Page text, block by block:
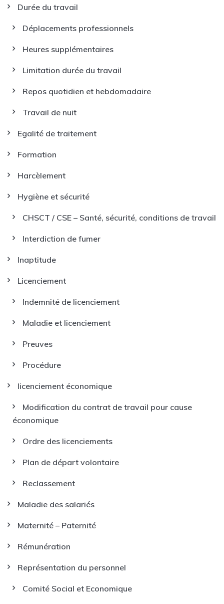
Durée du travail
Déplacements professionnels
Heures supplémentaires
Limitation durée du travail
Repos quotidien et hebdomadaire
Travail de nuit
Egalité de traitement
Formation
Harcèlement
Hygiène et sécurité
CHSCT / CSE – Santé, sécurité, conditions de travail
Interdiction de fumer
Inaptitude
Licenciement
Indemnité de licenciement
Maladie et licenciement
Preuves
Procédure
licenciement économique
Modification du contrat de travail pour cause
économique
Ordre des licenciements
Plan de départ volontaire
Reclassement
Maladie des salariés
Maternité – Paternité
Rémunération
Représentation du personnel
Comité Social et Economique